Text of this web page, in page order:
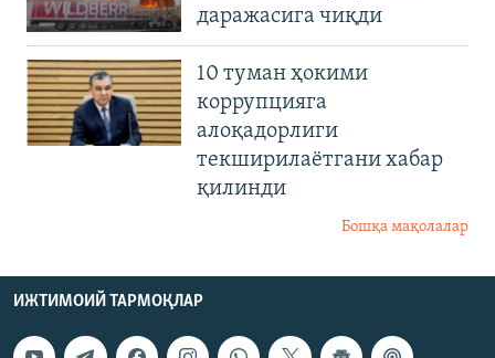
даражасига чиқди
10 туман ҳокими
коррупцияга
алоқадорлиги
текширилаётгани хабар
қилинди
Бошқа мақолалар
ИЖТИМОИЙ ТАРМОҚЛАР